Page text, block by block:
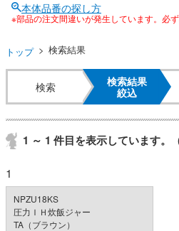
本体品番の探し方
※部品の注文間違いが発生しています。必
トップ 検索結果
検索
検索結果
絞込
1 ～ 1 件目を表示しています。
1
NPZU18KS
圧力ＩＨ炊飯ジャー
TA（ブラウン）